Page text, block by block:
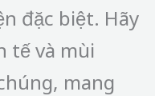
đặc biệt. Hãy
tế và mùi
mang